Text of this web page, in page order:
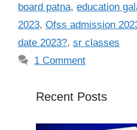
board patna, education
2023, Ofss admission
date 2023?, sr classes
1 Comment
Recent Posts